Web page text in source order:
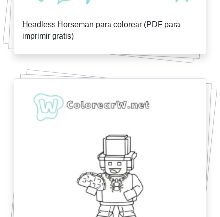
Headless Horseman para colorear (PDF para
imprimir gratis)